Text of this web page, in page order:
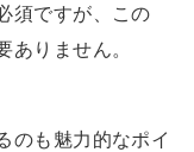
須ですが、この
ありません。
のも魅力的なポイ